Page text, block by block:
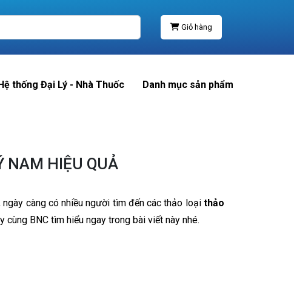
Giỏ hàng
thống Đại Lý - Nhà Thuốc Danh mục sản phẩm
NAM HIỆU QUẢ
ngày càng có nhiều người tìm đến các thảo loại thảo
BNC tìm hiểu ngay trong bài viết này nhé.